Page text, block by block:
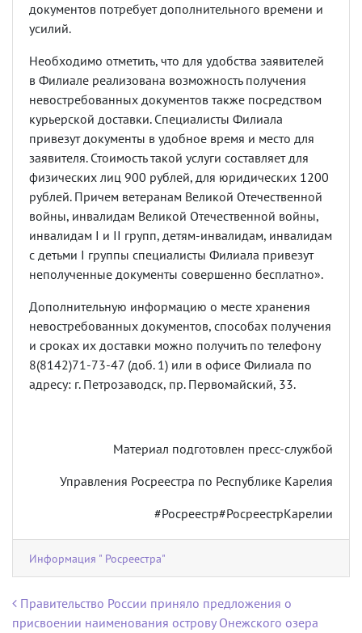
документов потребует дополнительного времени и
усилий.
Необходимо отметить, что для удобства заявителей
в Филиале реализована возможность получения
невостребованных документов также посредством
курьерской доставки. Специалисты Филиала
привезут документы в удобное время и место для
заявителя. Стоимость такой услуги составляет для
физических лиц 900 рублей, для юридических 1200
рублей. Причем ветеранам Великой Отечественной
войны, инвалидам Великой Отечественной войны,
инвалидам I и II групп, детям-инвалидам, инвалидам
с детьми I группы специалисты Филиала привезут
неполученные документы совершенно бесплатно».
Дополнительную информацию о месте хранения
невостребованных документов, способах получения
и сроках их доставки можно получить по телефону
8(8142)71-73-47 (доб. 1) или в офисе Филиала по
адресу: г. Петрозаводск, пр. Первомайский, 33.
Материал подготовлен пресс-службой
Управления Росреестра по Республике Карелия
#Росреестр#РосреестрКарелии
Информация " Росреестра"
Навигация по записям
Правительство России приняло предложения о
присвоении наименования острову Онежского озера